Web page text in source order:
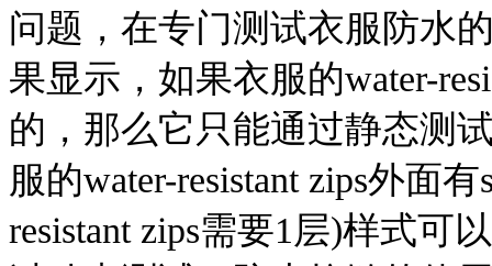
问题，在专门测试衣服防水
果显示，如果衣服的water-
的，那么它只能通过静态测
服的water-resistant zips外面
resistant zips需要1层)样式可